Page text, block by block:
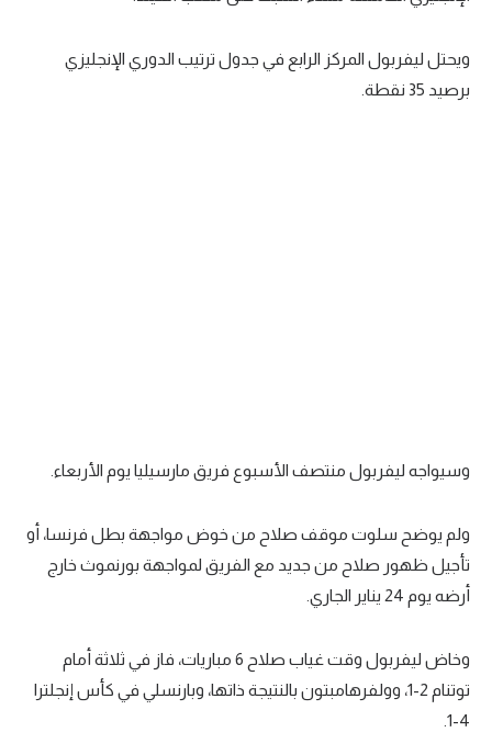
ويحتل ليفربول المركز الرابع في جدول ترتيب الدوري الإنجليزي
برصيد 35 نقطة.
وسيواجه ليفربول منتصف الأسبوع فريق مارسيليا يوم الأربعاء.
ولم يوضح سلوت موقف صلاح من خوض مواجهة بطل فرنسا، أو
تأجيل ظهور صلاح من جديد مع الفريق لمواجهة بورنموث خارج
أرضه يوم 24 يناير الجاري.
وخاض ليفربول وقت غياب صلاح 6 مباريات، فاز في ثلاثة أمام
توتنام 2-1، وولفرهامبتون بالنتيجة ذاتها، وبارنسلي في كأس إنجلترا
4-1.